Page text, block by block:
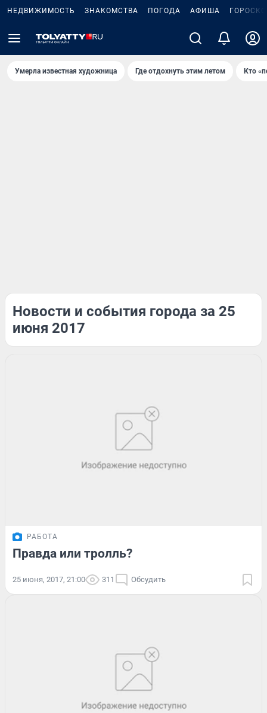
НЕДВИЖИМОСТЬ ЗНАКОМСТВА ПОГОДА АФИША
Умерла известная художница Где отдохнуть этим летом Кто
Новости и события города за 25
июня 2017
РАБОТА
Правда или тролль?
25 июня, 2017, 21:00 311 Обсудить